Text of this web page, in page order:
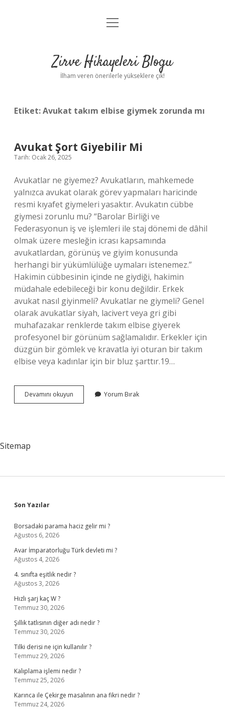
Anasayfa
Yasal Uyarı
menüyü
Zirve Hikayeleri Blogu
İlham veren önerilerle yükseklere çık!
Etiket:Avukat takım elbise giymek zorunda mı
Avukat Şort Giyebilir Mi
Tarih: Ocak 26, 2025
Avukatlar ne giyemez? Avukatların, mahkemede
yalnızca avukat olarak görev yapmaları haricinde
resmi kıyafet giymeleri yasaktır. Avukatın cübbe
giymesi zorunlu mu? “Barolar Birliği ve
Federasyonun iş ve işlemleri ile staj dönemi de dâhil
olmak üzere mesleğin icrası kapsamında
avukatlardan, görünüş ve giyim konusunda
herhangi bir yükümlülüğe uymaları istenemez.”
Hakimin cübbesinin içinde ne giydiği, hakimin
müdahale edebileceği bir konu değildir. Erkek
avukat nasıl giyinmeli? Avukatlar ne giymeli? Genel
olarak avukatlar siyah, lacivert veya gri gibi
muhafazakar renklerde takım elbise giyerek
profesyonel bir görünüm sağlamalıdır. Erkekler için
düzgün bir gömlek ve kravatla iyi oturan bir takım
elbise veya kadınlar için bir bluz şarttır.19…
Devamını okuyun
Şort
Yorum Bırak
Sitemap
Sidebar
Son Yazılar
Borsadaki parama haciz gelir mi ?
Ağustos 6, 2026
Avar İmparatorluğu Türk devleti mi ?
Ağustos 4, 2026
4. sınıfta eşitlik nedir ?
Ağustos 3, 2026
Hızlı şarj kaç W ?
Temmuz 30, 2026
Şıllık tatlısının diğer adı nedir ?
Temmuz 30, 2026
Tilki derisi ne için kullanılır ?
Temmuz 29, 2026
Kalıplama işlemi nedir ?
Temmuz 25, 2026
Karınca ile Çekirge masalının ana fikri nedir ?
Temmuz 24, 2026